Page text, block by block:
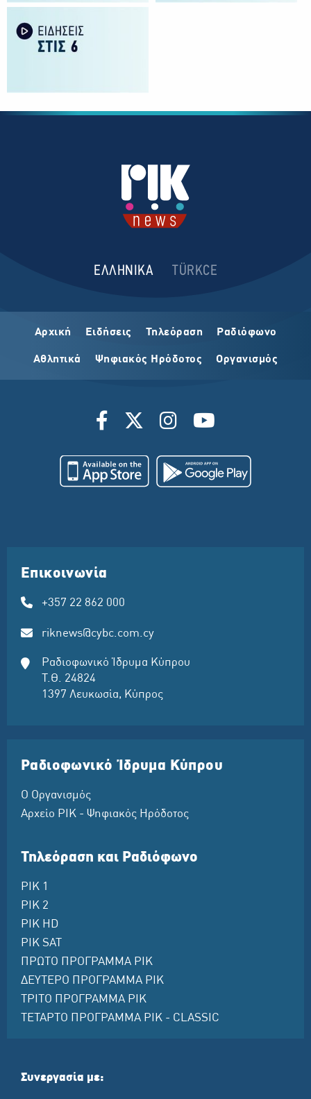
ΕΛΛΗΝΙΚΑ TÜRKCE
Αρχική Ειδήσεις Τηλεόραση Ραδιόφωνο
Αθλητικά Ψηφιακός Ηρόδοτος Οργανισμός
Επικοινωνία
+357 22 862 000
riknews@cybc.com.cy
Ραδιοφωνικό Ίδρυμα Κύπρου
Τ.Θ. 24824
1397 Λευκωσία, Κύπρος
Ραδιοφωνικό Ίδρυμα Κύπρου
Ο Οργανισμός
Αρχείο ΡΙΚ - Ψηφιακός Ηρόδοτος
Τηλεόραση και Ραδιόφωνο
ΡΙΚ 1
ΡΙΚ 2
ΡΙΚ HD
ΡΙΚ SAT
ΠΡΩΤΟ ΠΡΟΓΡΑΜΜΑ ΡΙΚ
ΔΕΥΤΕΡΟ ΠΡΟΓΡΑΜΜΑ ΡΙΚ
ΤΡΙΤΟ ΠΡΟΓΡΑΜΜΑ ΡΙΚ
ΤΕΤΑΡΤΟ ΠΡΟΓΡΑΜΜΑ ΡΙΚ - CLASSIC
Συνεργασία με: